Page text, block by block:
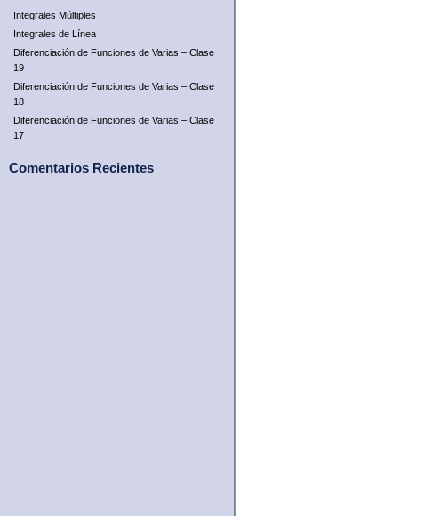
Integrales Múltiples
Integrales de Línea
Diferenciación de Funciones de Varias – Clase
19
Diferenciación de Funciones de Varias – Clase
18
Diferenciación de Funciones de Varias – Clase
17
Comentarios Recientes